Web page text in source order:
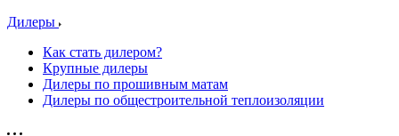
Дилеры
Как стать дилером?
Крупные дилеры
Дилеры по прошивным матам
Дилеры по общестроительной теплоизоляции